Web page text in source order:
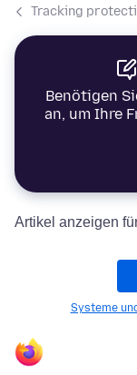
Tracking
Benötigen
an, um Ihre
Artikel anzeigen
Systeme